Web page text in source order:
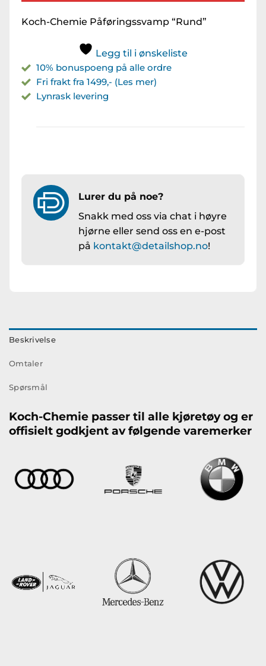
Koch-Chemie Påføringssvamp “Rund”
Legg til i ønskeliste
10% bonuspoeng på alle ordre
Fri frakt fra 1499,- (Les mer)
Lynrask levering
Lurer du på noe?
Snakk med oss via chat i høyre
hjørne eller send oss en e-post
på kontakt@detailshop.no!
Beskrivelse
Omtaler
Spørsmål
Koch-Chemie passer til alle kjøretøy og er
offisielt godkjent av følgende varemerker